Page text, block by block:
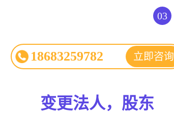
03
18683259782 立即咨询
变更法人，股东